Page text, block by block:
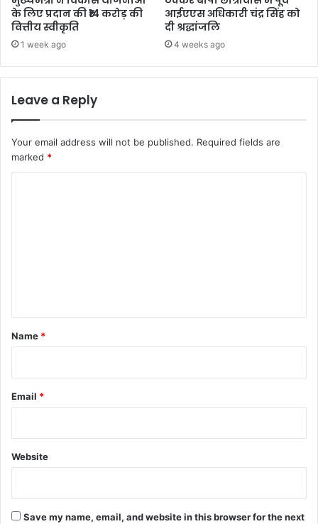
के लिए प्रदान की ₹14 करोड़ की
वित्तीय स्वीकृति
1 week ago
आईएएस अधिकारी चंद्र सिंह को
दी श्रद्धांजलि
4 weeks ago
Leave a Reply
Your email address will not be published. Required fields are
marked *
*
Name *
Email *
Website
Save my name, email, and website in this browser for the next